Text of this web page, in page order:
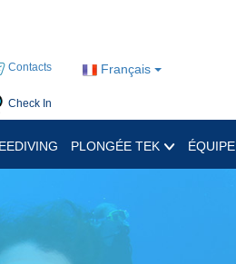
Français
Contacts
Check In
PLONGÉE TEK ÉQUIPE